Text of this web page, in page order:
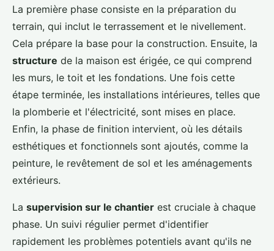
La première phase consiste en la préparation du
terrain, qui inclut le terrassement et le nivellement.
Cela prépare la base pour la construction. Ensuite, la
structure de la maison est érigée, ce qui comprend
les murs, le toit et les fondations. Une fois cette
étape terminée, les installations intérieures, telles que
la plomberie et l'électricité, sont mises en place.
Enfin, la phase de finition intervient, où les détails
esthétiques et fonctionnels sont ajoutés, comme la
peinture, le revêtement de sol et les aménagements
extérieurs.
La supervision sur le chantier est cruciale à chaque
phase. Un suivi régulier permet d'identifier
rapidement les problèmes potentiels avant qu'ils ne